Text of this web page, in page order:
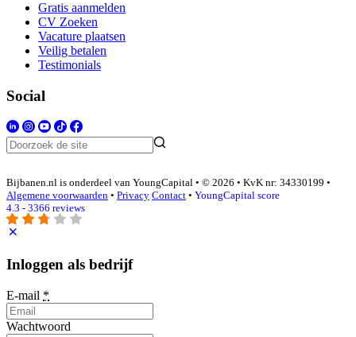
Gratis aanmelden
CV Zoeken
Vacature plaatsen
Veilig betalen
Testimonials
Social
Bijbanen.nl is onderdeel van YoungCapital • © 2026 • KvK nr: 34330199 •
Algemene voorwaarden • Privacy Contact • YoungCapital score
4.3 - 3366 reviews
Inloggen als bedrijf
E-mail *
Wachtwoord